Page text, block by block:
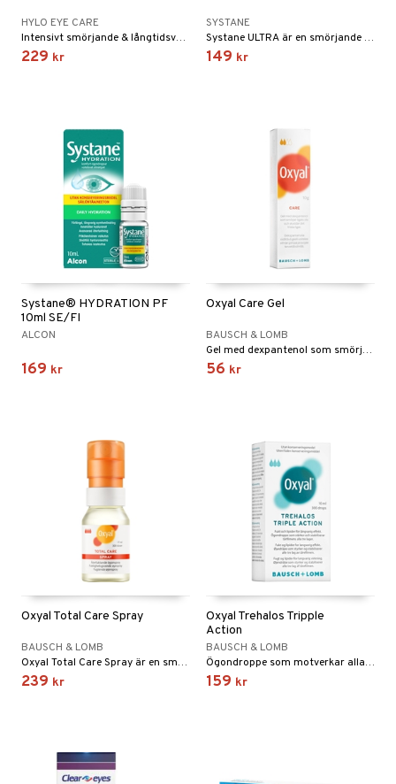
HYLO EYE CARE
Intensivt smörjande & långtidsverkande ögondroppar för behandling av kroniskt torra ögon.
229 kr
SYSTANE
Systane ULTRA är en smörjande ögondroppe som har har ett unikt system som leder till omedelbar komfort och långvarig lindring.
149 kr
Systane® HYDRATION PF
10ml SE/FI
ALCON
169 kr
Oxyal Care Gel
BAUSCH & LOMB
Gel med dexpantenol som smörjer ögats yta och skyddar det friska ögat.
56 kr
Oxyal Total Care Spray
BAUSCH & LOMB
Oxyal Total Care Spray är en smörjande, vårdande och förebyggande spray med fukt och lipider som återfuktar både i och runt om ögat.
239 kr
Oxyal Trehalos Tripple
Action
BAUSCH & LOMB
Ögondroppe som motverkar alla faktorer som orsakar torra ögon.
159 kr